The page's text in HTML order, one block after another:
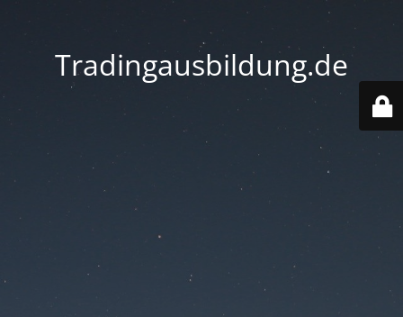
Tradingausbildung.de